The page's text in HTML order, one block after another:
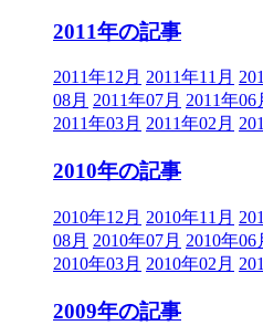
2011年の記事
2011年12月 2011年11月
08月 2011年07月 2011年06
2011年03月 2011年02月
2010年の記事
2010年12月 2010年11月
08月 2010年07月 2010年06
2010年03月 2010年02月
2009年の記事